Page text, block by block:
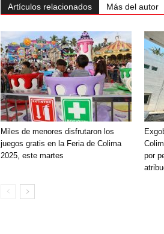
Artículos relacionados Más del autor
Miles de menores disfrutaron los
juegos gratis en la Feria de Colima
2025, este martes
por